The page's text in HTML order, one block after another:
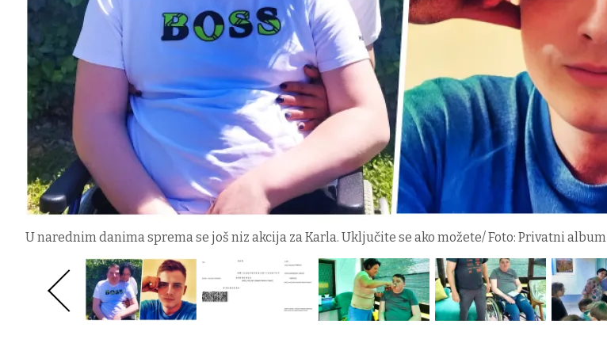
U narednim danima sprema se još niz akcija za Karla. Uključite se ako možete/ Foto: Privatni album